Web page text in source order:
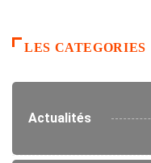
LES CATEGORIES
Actualités